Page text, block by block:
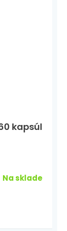
kapsúl
Na sklade